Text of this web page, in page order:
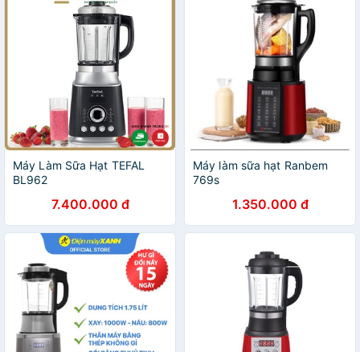
Máy Làm Sữa Hạt TEFAL
BL962
7.400.000 đ
Máy làm sữa hạt Ranbem
769s
1.350.000 đ